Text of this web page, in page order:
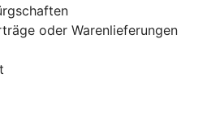
oder Warenlieferungen